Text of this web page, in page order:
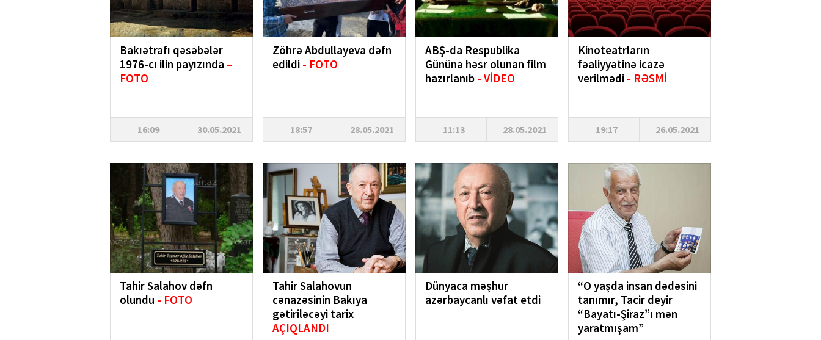
Bakıətrafı qəsəbələr
1976-cı ilin payızında –
FOTO
16:09 30.05.2021
Zöhrə Abdullayeva dəfn
edildi - FOTO
18:57 28.05.2021
ABŞ-da Respublika
Gününə həsr olunan film
hazırlanıb - VİDEO
11:13 28.05.2021
Kinoteatrların
fəaliyyətinə icazə
verilmədi - RƏSMİ
19:17 26.05.2021
Tahir Salahov dəfn
olundu - FOTO
Tahir Salahovun
cənazəsinin Bakıya
gətiriləcəyi tarix
AÇIQLANDI
Dünyaca məşhur
azərbaycanlı vəfat etdi
“O yaşda insan dədəsini
tanımır, Tacir deyir
“Bayatı-Şiraz”ı mən
yaratmışam”